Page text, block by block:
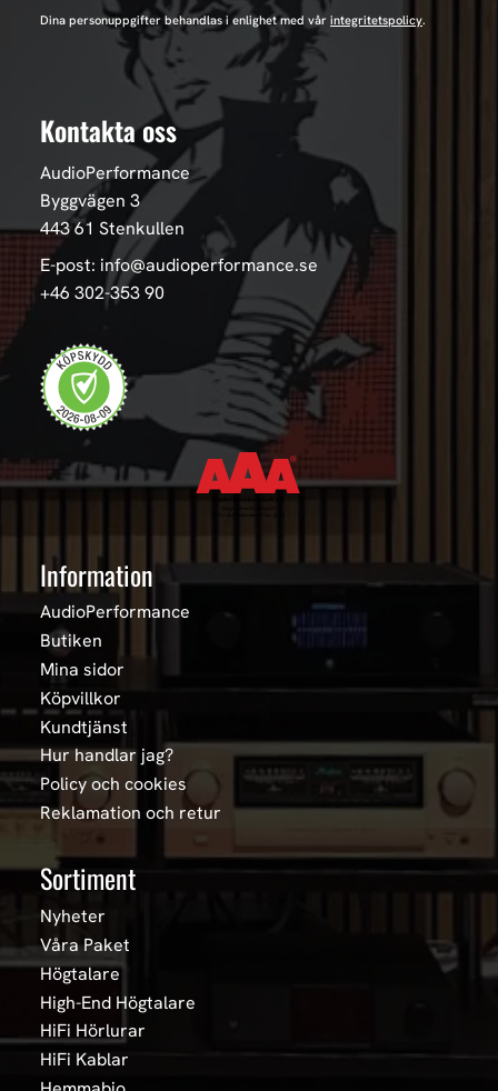
Dina personuppgifter behandlas i enlighet med vår integritetspolicy.
Kontakta oss
AudioPerformance
Byggvägen 3
443 61 Stenkullen
E-post: info@audioperformance.se
+46 302-353 90
Information
AudioPerformance
Butiken
Mina sidor
Köpvillkor
Kundtjänst
Hur handlar jag?
Policy och cookies
Reklamation och retur
Sortiment
Nyheter
Våra Paket
Högtalare
High-End Högtalare
HiFi Hörlurar
HiFi Kablar